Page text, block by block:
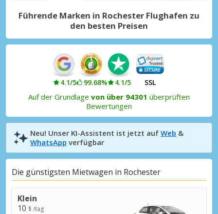
Führende Marken in Rochester Flughafen zu
den besten Preisen
4.1/5 99.68% 4.1/5 SSL
Auf der Grundlage von über 94301 überprüften
Bewertungen
Neu! Unser KI-Assistent ist jetzt auf Web &
WhatsApp verfügbar
Die günstigsten Mietwagen in Rochester
Klein
10 $ /tag